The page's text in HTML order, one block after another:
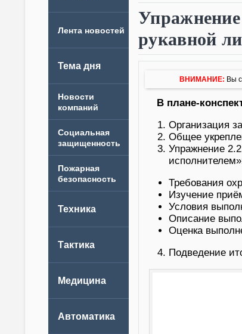
Лента новостей
Тема дня
Новости
компаний
рукавной
ВНИМАНИЕ: Вы
В плане-
Организация
Общее
Упражнение
Требования
Изучение
Условия
Описание
Оценка
Подведение